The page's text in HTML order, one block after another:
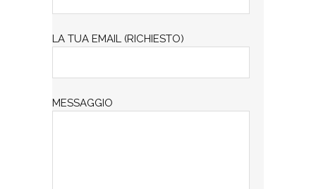
LA TUA EMAIL (RICHIESTO)
MESSAGGIO